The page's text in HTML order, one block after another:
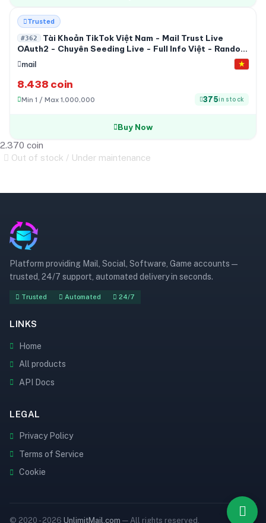
Trusted
#362
Tài Khoản TikTok Việt Nam - Mail Trust Live
OAuth2 - Chuyên Seeding Live - Full Info Việt - Random
Follow
mail
8.438 coin
Min 1 / Max 1,000,000 375in stock
Buy Now
2.370 coin
Out of stock / Under maintenance
Platform providing Mail, Social, Software, Game accounts —
trusted, 24/7 support, automated delivery in seconds.
Trusted Automated 24/7
LINKS
Home
All products
API Docs
LEGAL
Privacy Policy
Terms of Service
Cookie
© 2020 - 2026 UnlimitMail.com — All rights reserved.